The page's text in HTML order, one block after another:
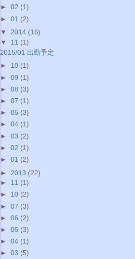
► 02 (1)
► 01 (2)
▼ 2014 (16)
▼ 11 (1)
2015/01 出勤予定
► 10 (1)
► 09 (1)
► 08 (3)
► 07 (1)
► 05 (3)
► 04 (1)
► 03 (2)
► 02 (1)
► 01 (2)
► 2013 (22)
► 11 (1)
► 10 (2)
► 07 (3)
► 06 (2)
► 05 (3)
► 04 (1)
► 03 (5)